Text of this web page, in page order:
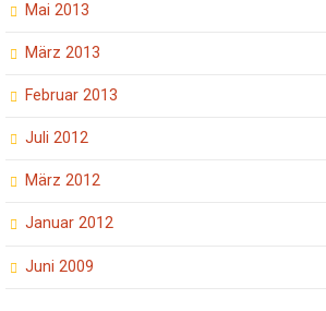
Mai 2013
März 2013
Februar 2013
Juli 2012
März 2012
Januar 2012
Juni 2009